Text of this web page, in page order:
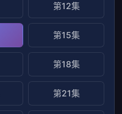
第12集
第15集
第18集
第21集